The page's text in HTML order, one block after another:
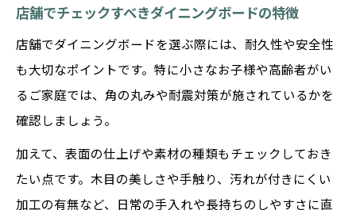
店舗でチェックすべきダイニングボードの特徴
店舗でダイニングボードを選ぶ際には、耐久性や安全性
も大切なポイントです。特に小さなお子様や高齢者がい
るご家庭では、角の丸みや耐震対策が施されているかを
確認しましょう。
加えて、表面の仕上げや素材の種類もチェックしておき
たい点です。木目の美しさや手触り、汚れが付きにくい
加工の有無など、日常の手入れや長持ちのしやすさに直